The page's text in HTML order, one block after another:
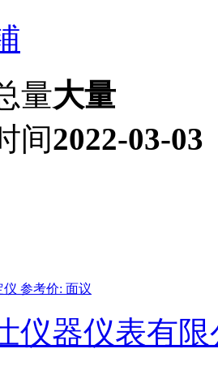
量大量
间2022-03-03
参考价: 面议
仪器仪表有